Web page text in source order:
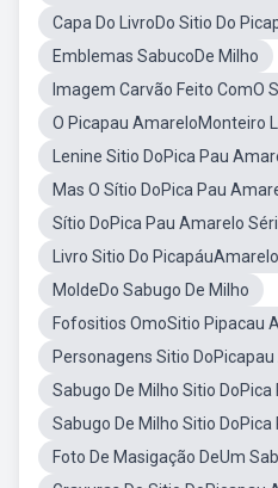
Capa Do LivroDo Sitio Do
Emblemas SabucoDe Milho
Imagem Carvão Feito ComO
O Picapau AmareloMonteiro
Lenine Sitio DoPica Pau
Mas O Sítio DoPica Pau
Sítio DoPica Pau Amarelo
Livro Sitio Do
MoldeDo Sabugo De Milho
Fofositios OmoSitio Pipacau
Personagens Sitio DoPicapau
Sabugo De Milho Sitio DoPica
Sabugo De Milho Sitio DoPica
Foto De Masigação DeUm